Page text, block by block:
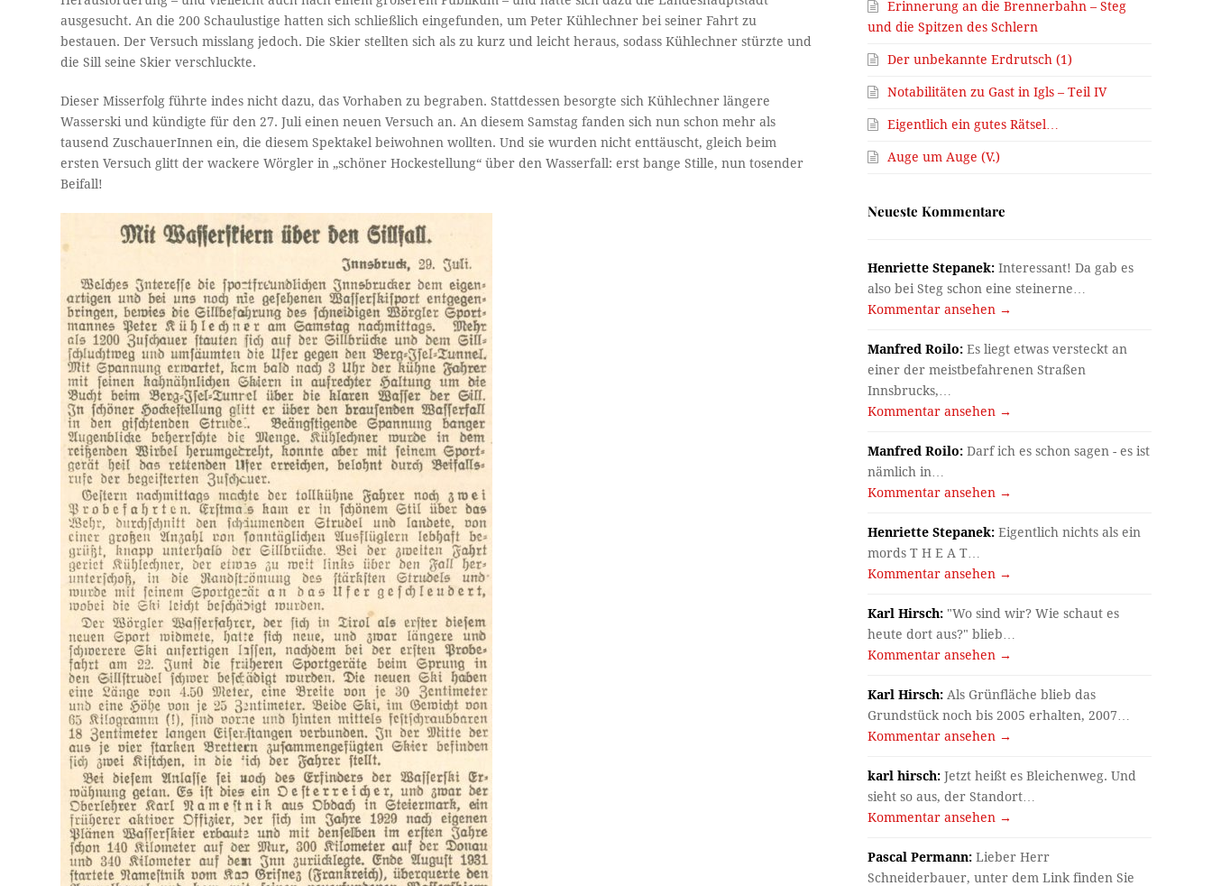
ausgesucht. An die 200 Schaulustige hatten sich schließlich eingefunden, um Peter Kühlechner bei seiner Fahrt zu
bestauen. Der Versuch misslang jedoch. Die Skier stellten sich als zu kurz und leicht heraus, sodass Kühlechner stürzte und
die Sill seine Skier verschluckte.
Dieser Misserfolg führte indes nicht dazu, das Vorhaben zu begraben. Stattdessen besorgte sich Kühlechner längere
Wasserski und kündigte für den 27. Juli einen neuen Versuch an. An diesem Samstag fanden sich nun schon mehr als
tausend ZuschauerInnen ein, die diesem Spektakel beiwohnen wollten. Und sie wurden nicht enttäuscht, gleich beim
ersten Versuch glitt der wackere Wörgler in „schöner Hockestellung“ über den Wasserfall: erst bange Stille, nun tosender
Beifall!
Erinnerung an die Brennerbahn – Steg
und die Spitzen des Schlern
Der unbekannte Erdrutsch (1)
Notabilitäten zu Gast in Igls – Teil IV
Eigentlich ein gutes Rätsel…
Auge um Auge (V.)
Neueste Kommentare
Henriette Stepanek: Interessant! Da gab es
also bei Steg schon eine steinerne…
Kommentar ansehen →
Manfred Roilo: Es liegt etwas versteckt an
einer der meistbefahrenen Straßen
Innsbrucks,…
Kommentar ansehen →
Manfred Roilo: Darf ich es schon sagen - es ist
nämlich in…
Kommentar ansehen →
Henriette Stepanek: Eigentlich nichts als ein
mords T H E A T…
Kommentar ansehen →
Karl Hirsch: "Wo sind wir? Wie schaut es
heute dort aus?" blieb…
Kommentar ansehen →
Karl Hirsch: Als Grünfläche blieb das
Grundstück noch bis 2005 erhalten, 2007…
Kommentar ansehen →
karl hirsch: Jetzt heißt es Bleichenweg. Und
sieht so aus, der Standort…
Kommentar ansehen →
Pascal Permann: Lieber Herr
Schneiderbauer, unter dem Link finden Sie